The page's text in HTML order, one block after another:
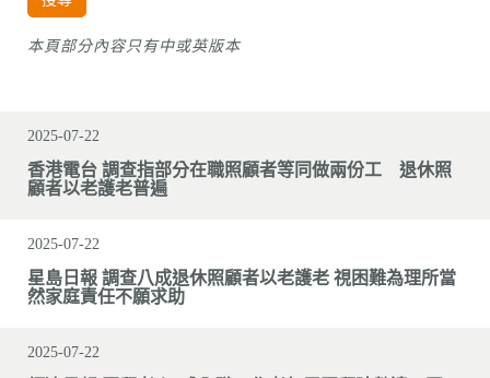
本頁部分內容只有中或英版本
2025-07-22
香港電台 調查指部分在職照顧者等同做兩份工 退休照
顧者以老護老普遍
2025-07-22
星島日報 調查八成退休照顧者以老護老 視困難為理所當
然家庭責任不願求助
2025-07-22